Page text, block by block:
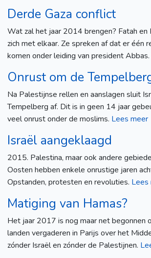
Derde Gaza conflict
Wat zal het jaar 2014 brengen? Fatah en
zich met elkaar. Ze spreken af dat er één
komen onder leiding van president Abbas.
Onrust om de
Na Palestijnse rellen en aanslagen sluit
Tempelberg af. Dit is in geen 14 jaar
veel onrust onder de moslims. Lees meer
Israël aangeklaagd
2015. Palestina, maar ook andere
Oosten hebben enkele onrustige jaren
Opstanden, protesten en revoluties. Lees
Matiging van Hamas?
Het jaar 2017 is nog maar net begonnen
landen vergaderen in Parijs over het
zónder Israël en zónder de Palestijnen.